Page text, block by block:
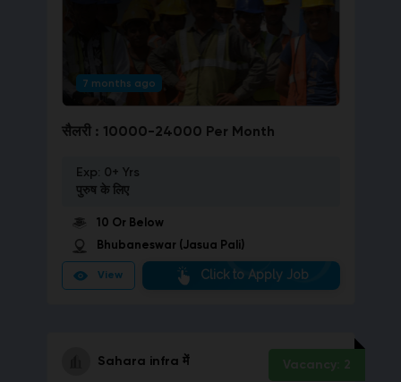
7 months ago
सैलरी : 10000-24000 Per Month
Exp: 0+ Yrs
पुरुष के लिए
10 Or Below
Bhubaneswar (Jasua Pali)
View Click to Apply Job
Sahara infra में